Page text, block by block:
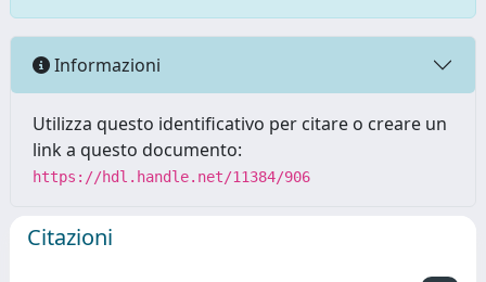
Informazioni
Utilizza questo identificativo per citare o creare un
link a questo documento:
https://hdl.handle.net/11384/906
Citazioni